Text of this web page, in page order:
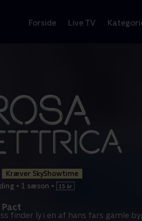
Forside Live TV
Kræver SkyShowtime
• 1 sæson •
Pact
finder ly i en af hans fars gamle